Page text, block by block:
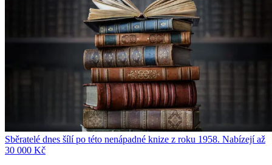
Sběratelé dnes šílí po této nenápadné knize z roku 1958. Nabízejí až
30 000 Kč